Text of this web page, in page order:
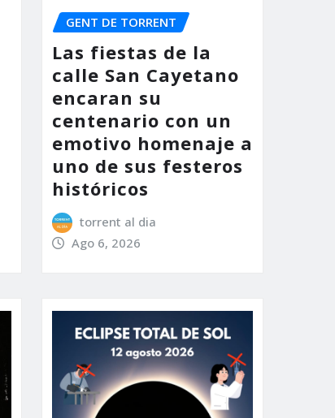
GENT DE TORRENT
Las fiestas de la
calle San Cayetano
encaran su
centenario con un
emotivo homenaje a
uno de sus festeros
históricos
torrent al dia
Ago 6, 2026